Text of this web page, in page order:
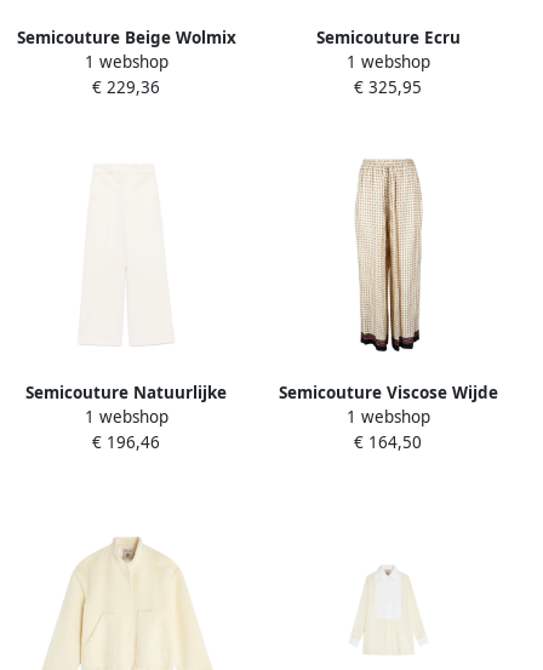
Semicouture Beige Wolmix
Trekkoord Broek Beige
Dames
1 webshop
€ 229,36
Semicouture Ecru
Knooploos Kraagloos Jack
met Zakken Beige Dames
1 webshop
€ 325,95
Semicouture Natuurlijke
broek met verborgen
sluiting Beige Dames
1 webshop
€ 196,46
Semicouture Viscose Wijde
Pijp Broek Beige Dames
1 webshop
€ 164,50